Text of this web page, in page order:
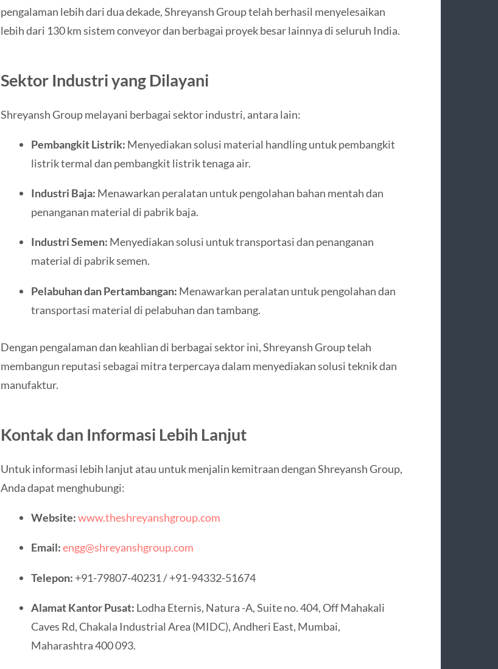
pengalaman lebih dari dua dekade, Shreyansh Group telah berhasil menyelesaikan
lebih dari 130 km sistem conveyor dan berbagai proyek besar lainnya di seluruh India.
Sektor Industri yang Dilayani
Shreyansh Group melayani berbagai sektor industri, antara lain:
Pembangkit Listrik: Menyediakan solusi material handling untuk pembangkit
listrik termal dan pembangkit listrik tenaga air.
Industri Baja: Menawarkan peralatan untuk pengolahan bahan mentah dan
penanganan material di pabrik baja.
Industri Semen: Menyediakan solusi untuk transportasi dan penanganan
material di pabrik semen.
Pelabuhan dan Pertambangan: Menawarkan peralatan untuk pengolahan dan
transportasi material di pelabuhan dan tambang.
Dengan pengalaman dan keahlian di berbagai sektor ini, Shreyansh Group telah
membangun reputasi sebagai mitra terpercaya dalam menyediakan solusi teknik dan
manufaktur.
Kontak dan Informasi Lebih Lanjut
Untuk informasi lebih lanjut atau untuk menjalin kemitraan dengan Shreyansh Group,
Anda dapat menghubungi:
Website:www.theshreyanshgroup.com
Email:engg@shreyanshgroup.com
Telepon: +91-79807-40231 / +91-94332-51674
Alamat Kantor Pusat: Lodha Eternis, Natura -A, Suite no. 404, Off Mahakali
Caves Rd, Chakala Industrial Area (MIDC), Andheri East, Mumbai,
Maharashtra 400 093.